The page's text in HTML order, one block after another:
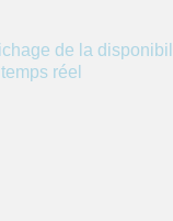
de la
réel